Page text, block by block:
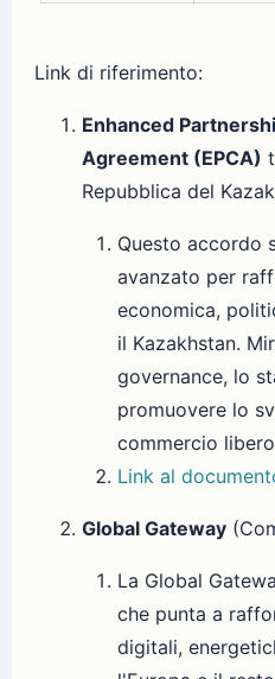
Link di riferimento:
Enhanced
Agreement (EPCA)
Repubblica del
Questo accordo
avanzato per
economica,
il Kazakhstan.
governance, lo
promuovere lo
commercio
Link al
Global Gateway
La Global
che punta a
digitali,